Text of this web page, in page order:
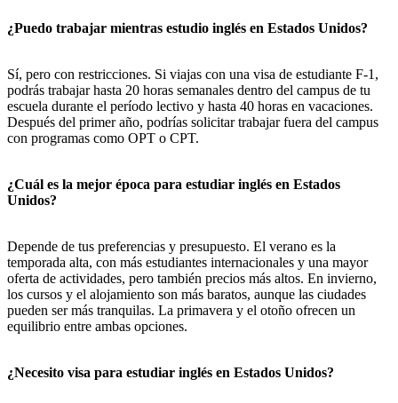
¿Puedo trabajar mientras estudio inglés en Estados Unidos?
Sí, pero con restricciones. Si viajas con una visa de estudiante F-1,
podrás trabajar hasta 20 horas semanales dentro del campus de tu
escuela durante el período lectivo y hasta 40 horas en vacaciones.
Después del primer año, podrías solicitar trabajar fuera del campus
con programas como OPT o CPT.
¿Cuál es la mejor época para estudiar inglés en Estados
Unidos?
Depende de tus preferencias y presupuesto. El verano es la
temporada alta, con más estudiantes internacionales y una mayor
oferta de actividades, pero también precios más altos. En invierno,
los cursos y el alojamiento son más baratos, aunque las ciudades
pueden ser más tranquilas. La primavera y el otoño ofrecen un
equilibrio entre ambas opciones.
¿Necesito visa para estudiar inglés en Estados Unidos?